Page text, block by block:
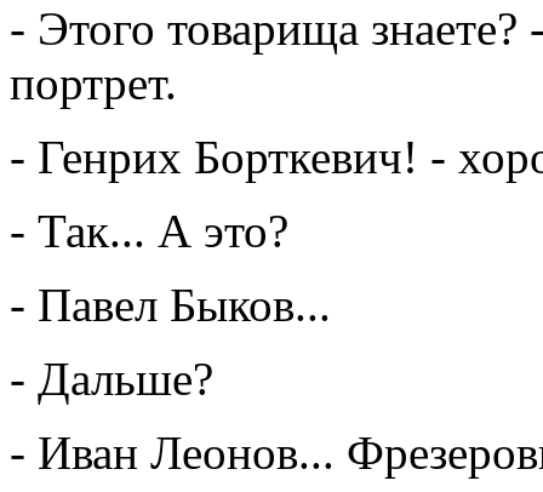
- Этого товарища
портрет.
- Генрих Борткевич! -
- Так... А это?
- Павел Быков...
- Дальше?
- Иван Леонов...